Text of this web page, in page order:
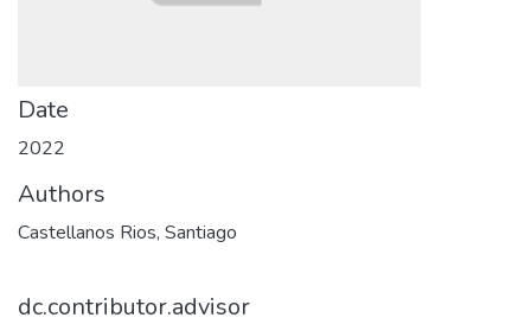
Date
2022
Authors
Castellanos Rios, Santiago
dc.contributor.advisor